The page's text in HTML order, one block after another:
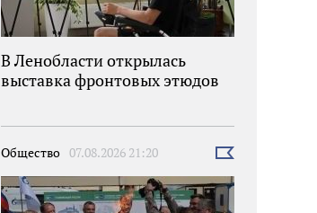
В Ленобласти открылась
выставка фронтовых этюдов
Общество 07.08.2026 21:20
Выбрать